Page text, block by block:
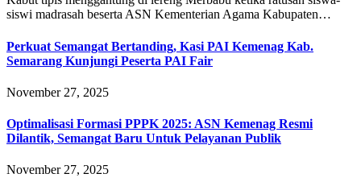
siswi madrasah beserta ASN Kementerian Agama Kabupaten…
Perkuat Semangat Bertanding, Kasi PAI Kemenag Kab.
Semarang Kunjungi Peserta PAI Fair
November 27, 2025
Optimalisasi Formasi PPPK 2025: ASN Kemenag Resmi
Dilantik, Semangat Baru Untuk Pelayanan Publik
November 27, 2025